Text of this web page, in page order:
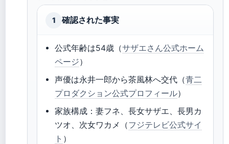
1 確認された事実
公式年齢は54歳（サザエさん公式ホーム
ページ）
声優は永井一郎から茶風林へ交代（青二
プロダクション公式プロフィール）
家族構成：妻フネ、長女サザエ、長男カ
ツオ、次女ワカメ（フジテレビ公式サイ
ト ）